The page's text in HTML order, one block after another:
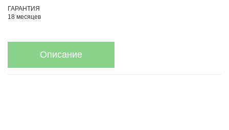
ГАРАНТИЯ
18 месяцев
Описание